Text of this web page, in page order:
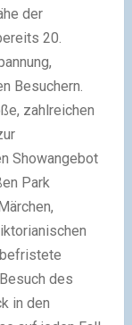
der
20.
Besuchern.
zahlreichen
Showangebot
Park
des
in den